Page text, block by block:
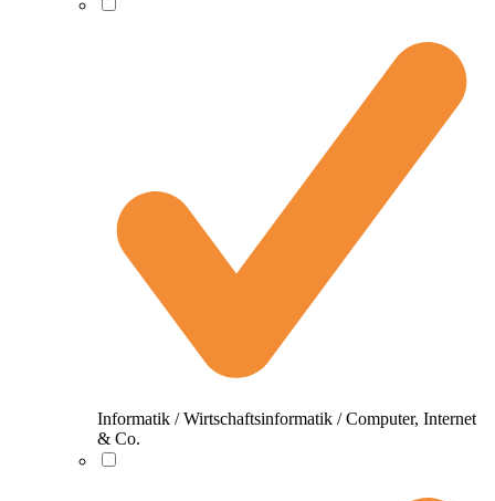
Informatik / Wirtschaftsinformatik / Computer, Internet
& Co.